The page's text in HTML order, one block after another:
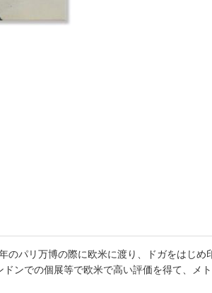
パリ万博の際に欧米に渡り、ドガをはじ
ンでの個展等で欧米で高い評価を得て、メ